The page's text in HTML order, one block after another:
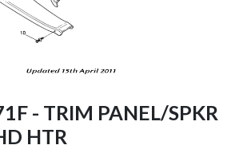
- TRIM PANEL/SPKR
HTR